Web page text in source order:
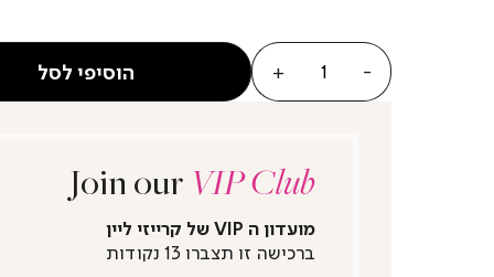
הוסיפי לסל
Join ourVIP Club
מועדון ה VIP של קרייזי ליין
ברכישה זו תצברו 13 נקודות